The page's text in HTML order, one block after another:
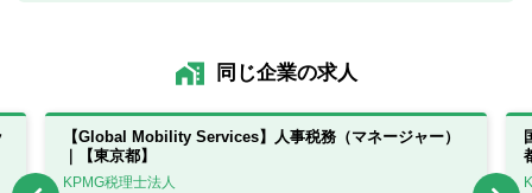
同じ企業の求人
【Global Mobility Services】人事税務（マネージャー）
｜【東京都】
KPMG税理士法人